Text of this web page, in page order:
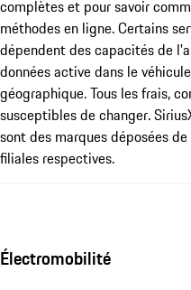
complètes et pour savoir
méthodes en ligne. Certains
dépendent des capacités de
données active dans le
géographique. Tous les frais,
susceptibles de changer.
sont des marques déposées
filiales respectives.
Électromobilité